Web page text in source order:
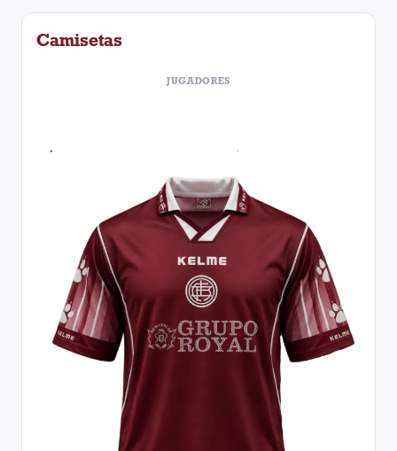
Camisetas
JUGADORES